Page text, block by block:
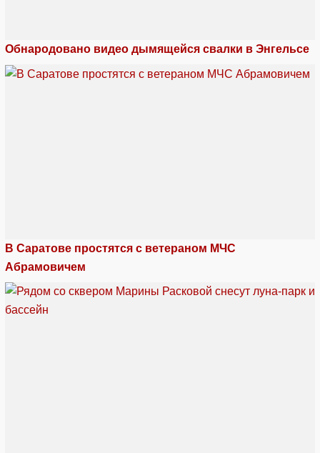
Обнародовано видео дымящейся свалки в Энгельсе
В Саратове простятся с ветераном МЧС
Абрамовичем